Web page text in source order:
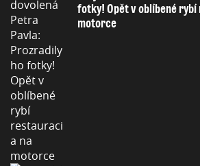
fotky! Opět v oblíbené
motorce